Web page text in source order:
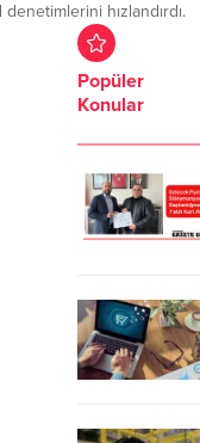
hızlandırdı.
scooter kullanarak
denetimlerine katılan
Başkanı Dr. Şadi
“Hem alternatif enerji
en iyi şekilde sunmaya
dedi. Tuzla’da
daha kolay ve...
Popüler
Konular